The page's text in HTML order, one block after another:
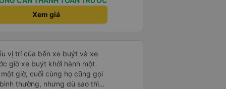
đến muộn 10-15 phút. Khi xe
giúp đỡ chúng tôi và nhân
du lịch. Chúng tôi cảm
Cuối chuyến đi, tài xế đã
đón miễn phí đến khách
dụng dịch vụ này.
Xem giá
vị trí của bến xe buýt và xe
giờ xe buýt khởi hành một
giờ, cuối cùng họ cũng gọi
thường, nhưng dù sao thì